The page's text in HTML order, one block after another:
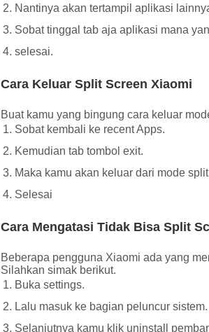
Nantinya akan tertampil aplikasi
Sobat tinggal tab aja aplikasi mana
selesai.
Cara Keluar Split Screen Xiaomi
Buat kamu yang bingung cara keluar
Sobat kembali ke recent Apps.
Kemudian tab tombol exit.
Maka kamu akan keluar dari mode
Selesai
Cara Mengatasi Tidak Bisa Split
Beberapa pengguna Xiaomi ada yang
Silahkan simak berikut.
Buka settings.
Lalu masuk ke bagian peluncur sistem.
Selanjutnya kamu klik uninstall